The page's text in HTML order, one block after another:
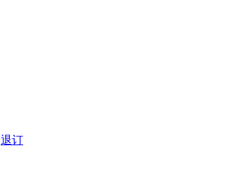
退订